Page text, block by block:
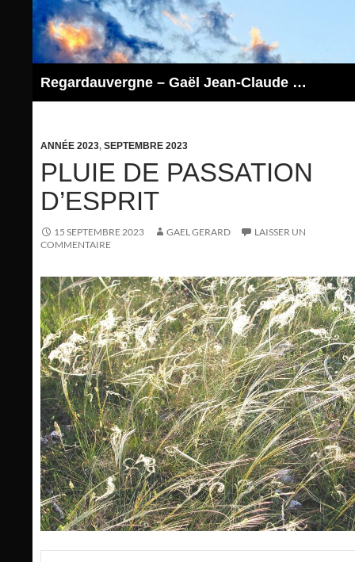
contenu
Regardauvergne – Gaël Jean-Claude GERARD
ANNÉE 2023, SEPTEMBRE 2023
PLUIE DE PASSATION
D’ESPRIT
15 SEPTEMBRE 2023 GAEL GERARD
LAISSER UN
COMMENTAIRE